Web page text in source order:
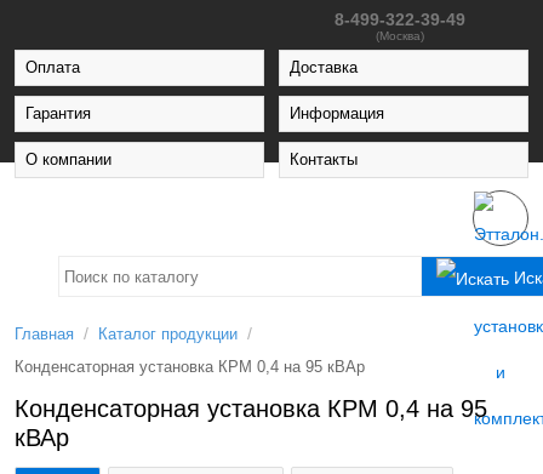
8-499-322-39-49
(Москва)
Оплата Доставка
Гарантия Информация
О компании Контакты
Главная / Каталог продукции /
Конденсаторная установка КРМ 0,4 на 95 кВАр
Конденсаторная установка КРМ 0,4 на 95
кВАр